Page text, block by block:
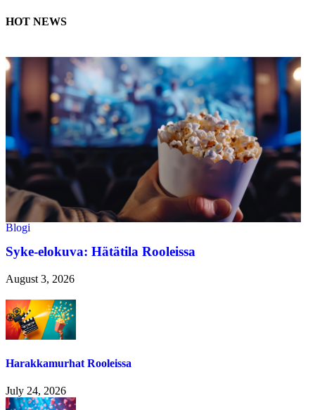
HOT NEWS
Blogi
Syke-elokuva: Hätätila Rooleissa
August 3, 2026
Harakkamurhat Rooleissa
July 24, 2026